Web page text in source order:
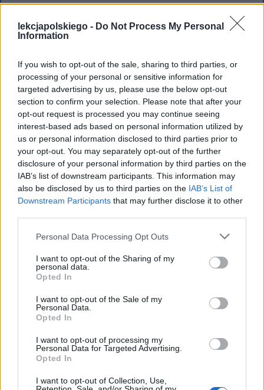
lekcjapolskiego - Do Not Process My Personal
Information
If you wish to opt-out of the sale, sharing to third parties, or
processing of your personal or sensitive information for
targeted advertising by us, please use the below opt-out
section to confirm your selection. Please note that after your
opt-out request is processed you may continue seeing
interest-based ads based on personal information utilized by
us or personal information disclosed to third parties prior to
your opt-out. You may separately opt-out of the further
disclosure of your personal information by third parties on the
IAB’s list of downstream participants. This information may
also be disclosed by us to third parties on the IAB’s List of
Downstream Participants that may further disclose it to other
Personal Data Processing Opt Outs
I want to opt-out of the Sharing of my
personal data.
Opted In
I want to opt-out of the Sale of my
Personal Data.
Opted In
I want to opt-out of processing my
Personal Data for Targeted Advertising.
Opted In
I want to opt-out of Collection, Use,
Próżno się stan mniemaną potęgą
nasrożył,
Który na gruncie cnoty rządów nie założył.
Próżno sobie podchlebia. Ten, co niegdyś
Rzym cnotliwy zwyciężał, Rzym występny
zginął.
Nie Goty i Alany do szczętu go zniosły: